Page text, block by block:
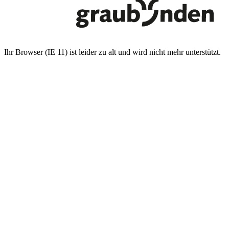
Ihr Browser (IE 11) ist leider zu alt und wird nicht mehr unterstützt.